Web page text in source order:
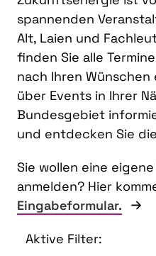
spannenden
Alt, Laien und
finden Sie alle
nach Ihren
über Events in Ihrer
Bundesgebiet
und entdecken Sie
Sie wollen eine
anmelden? Hier
Eingabeformular.
Aktive Filter: